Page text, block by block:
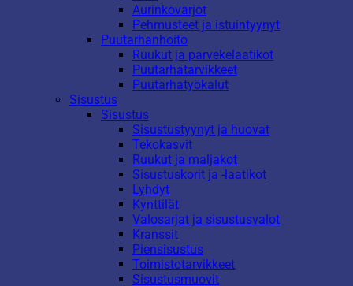
Aurinkovarjot
Pehmusteet ja istuintyynyt
Puutarhanhoito
Ruukut ja parvekelaatikot
Puutarhatarvikkeet
Puutarhatyökalut
Sisustus
Sisustus
Sisustustyynyt ja huovat
Tekokasvit
Ruukut ja maljakot
Sisustuskorit ja -laatikot
Lyhdyt
Kynttilät
Valosarjat ja sisustusvalot
Kranssit
Piensisustus
Toimistotarvikkeet
Sisustusmuovit